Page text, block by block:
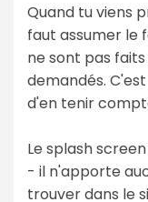
Quand tu viens
faut assumer le
ne sont pas
demandés.
d'en tenir
Le splash
- il n'apporte
trouver dans le